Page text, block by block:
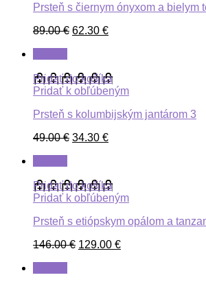
Prsteň s čiernym ónyxom a bielym
89.00€ 62.30 €
Pridať do košíka
Pridať k obľúbeným
Prsteň s kolumbijským jantárom 3
49.00€ 34.30 €
Pridať do košíka
Pridať k obľúbeným
Prsteň s etiópskym opálom a
146.00€ 129.00 €